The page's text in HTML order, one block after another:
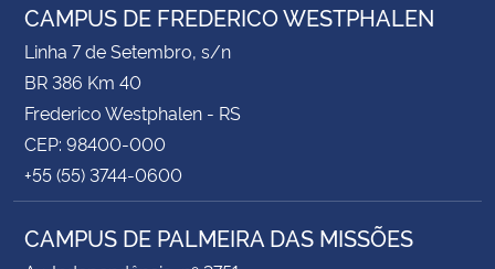
CAMPUS DE FREDERICO WESTPHALEN
Linha 7 de Setembro, s/n
BR 386 Km 40
Frederico Westphalen - RS
CEP: 98400-000
+55 (55) 3744-0600
CAMPUS DE PALMEIRA DAS MISSÕES